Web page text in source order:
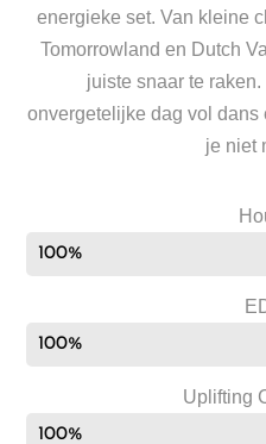
energieke set. Van kleine
Tomorrowland en Dutch
juiste snaar te
onvergetelijke dag vol dans
je niet
100%
100%
Uplifting
100%